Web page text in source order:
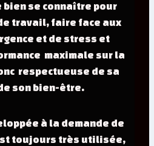
bien se connaître pour
travail, faire face aux
et de stress et
maximale sur la
respectueuse de sa
son bien-être.
à la demande de
toujours très utilisée,